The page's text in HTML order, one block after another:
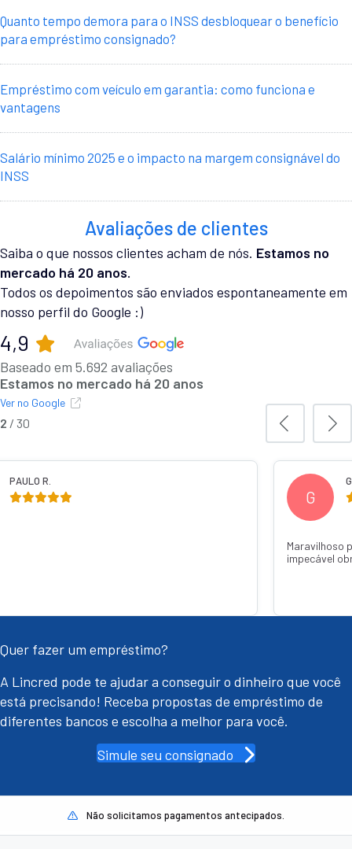
Quanto tempo demora para o INSS desbloquear o benefício
para empréstimo consignado?
Empréstimo com veículo em garantia: como funciona e
vantagens
Salário mínimo 2025 e o impacto na margem consignável do
INSS
Avaliações de clientes
Saiba o que nossos clientes acham de nós. Estamos no
mercado há 20 anos.
Todos os depoimentos são enviados espontaneamente em
nosso perfil do Google :)
4,9
Baseado em 5.692 avaliações
Estamos no mercado há 20 anos
Ver no Google
GABRIELA C.
o dinheiro
3 / 30
Quer fazer um empréstimo?
A Lincred pode te ajudar a conseguir o dinheiro que você
está precisando! Receba propostas de empréstimo de
diferentes bancos e escolha a melhor para você.
Simule seu consignado
Não solicitamos pagamentos antecipados.